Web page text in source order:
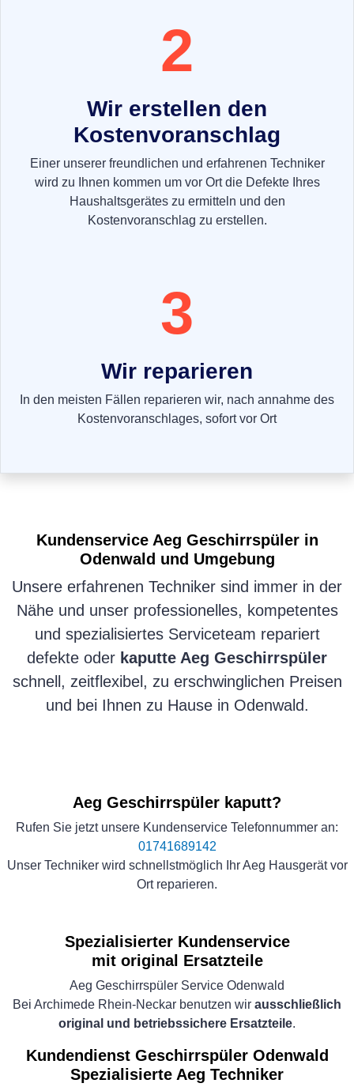
2
Wir erstellen den
Kostenvoranschlag
Einer unserer freundlichen und erfahrenen Techniker
wird zu Ihnen kommen um vor Ort die Defekte Ihres
Haushaltsgerätes zu ermitteln und den
Kostenvoranschlag zu erstellen.
3
Wir reparieren
In den meisten Fällen reparieren wir, nach annahme des
Kostenvoranschlages, sofort vor Ort
Kundenservice Aeg Geschirrspülerin
Odenwald und Umgebung
Unsere erfahrenen Techniker sind immer in der
Nähe und unser professionelles, kompetentes
und spezialisiertes Serviceteam repariert
defekte oder kaputte Aeg Geschirrspüler
schnell, zeitflexibel, zu erschwinglichen Preisen
und bei Ihnen zu Hause in Odenwald.
Aeg Geschirrspüler kaputt?
Rufen Sie jetzt unsere Kundenservice Telefonnummer an:
01741689142
Unser Techniker wird schnellstmöglich Ihr Aeg Hausgerät vor
Ort reparieren.
Spezialisierter Kundenservice
mit original Ersatzteile
Aeg Geschirrspüler Service Odenwald
Bei Archimede Rhein-Neckar benutzen wir ausschließlich
original und betriebssichere Ersatzteile.
Kundendienst Geschirrspüler Odenwald
Spezialisierte Aeg Techniker